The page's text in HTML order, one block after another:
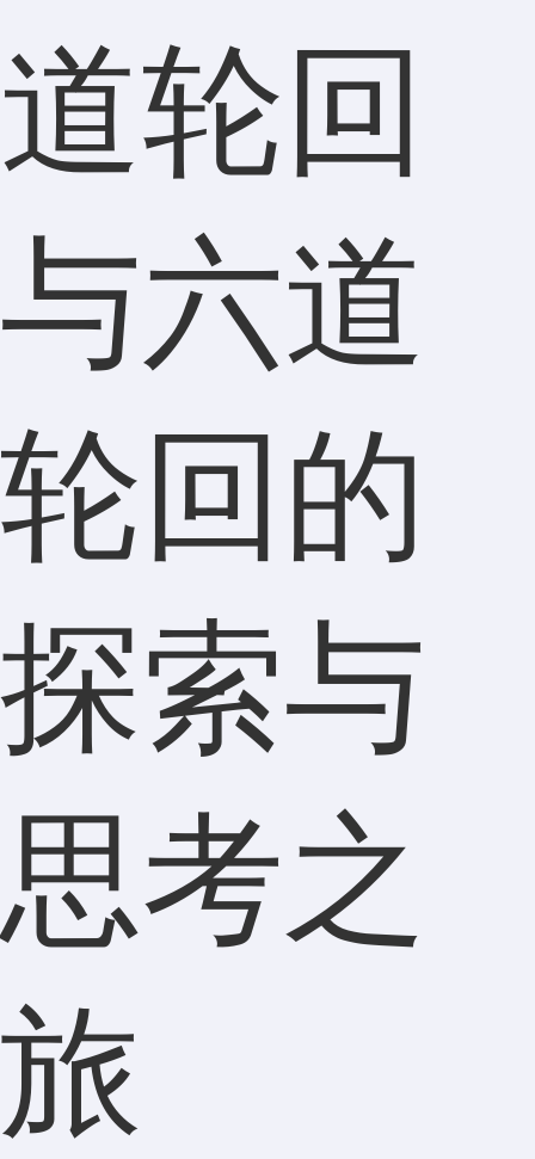
道轮回
与六道
轮回的
探索与
思考之
旅